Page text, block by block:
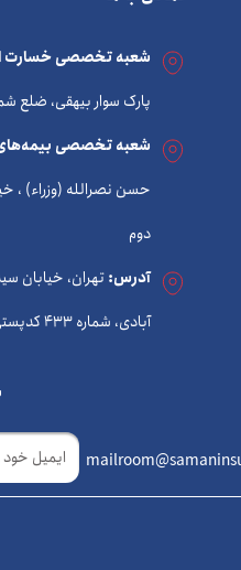
شعبه تخصصی خسارت
پارک سوار بیهقی، ضلع
شعبه تخصصی
دوم
آدرس:تهران، خیابان
آبادی، شماره 433 کدپستی: 1434933574
ایمیل